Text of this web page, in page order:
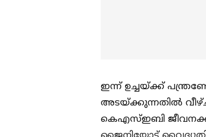
ഇന്ന് ഉച്ചയ്ക്ക്
അടയ്ക്കുന്നതിൽ
കെഎസ്ഇബി
ജൈനിയോട് വൈദ്യുതി